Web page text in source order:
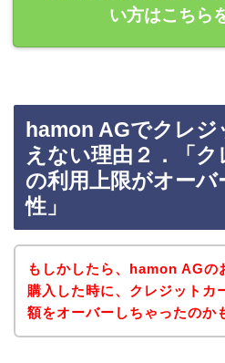
い方はこちら
hamon AGでクレ
えない理由２．「
の利用上限がオー
性」
もしかしたら、hamon AGの
購入した時に、クレジットカ
額をオーバーしちゃったのか